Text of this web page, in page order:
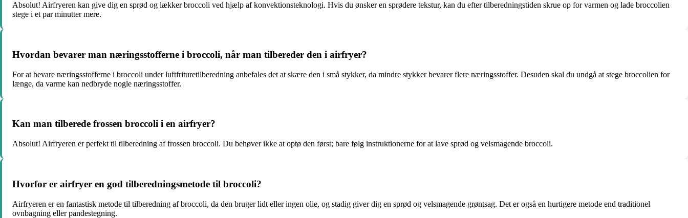
Absolut! Airfryeren kan give dig en sprød og lækker broccoli ved hjælp af konvektionsteknologi. Hvis du ønsker en sprødere tekstur, kan du efter tilberedningstiden skrue op for varmen og lade broccolien
stege i et par minutter mere.
Hvordan bevarer man næringsstofferne i broccoli, når man tilbereder den i airfryer?
For at bevare næringsstofferne i broccoli under luftfrituretilberedning anbefales det at skære den i små stykker, da mindre stykker bevarer flere næringsstoffer. Desuden skal du undgå at stege broccolien for
længe, da varme kan nedbryde nogle næringsstoffer.
Kan man tilberede frossen broccoli i en airfryer?
Absolut! Airfryeren er perfekt til tilberedning af frossen broccoli. Du behøver ikke at optø den først; bare følg instruktionerne for at lave sprød og velsmagende broccoli.
Hvorfor er airfryer en god tilberedningsmetode til broccoli?
Airfryeren er en fantastisk metode til tilberedning af broccoli, da den bruger lidt eller ingen olie, og stadig giver dig en sprød og velsmagende grøntsag. Det er også en hurtigere metode end traditionel
ovnbagning eller pandestegning.